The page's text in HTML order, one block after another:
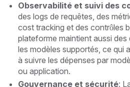
Observabilité et suivi des
des logs de requêtes, des
cost tracking et des contrôles
plateforme maintient aussi
les modèles supportés, ce qui
à suivre les dépenses par
ou application.
Gouvernance et sécurité: